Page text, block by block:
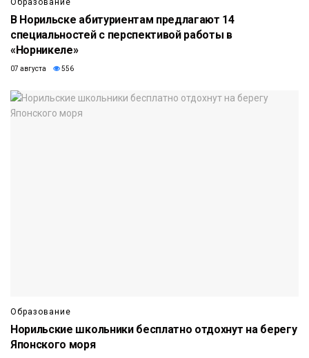
Образование
В Норильске абитуриентам предлагают 14
специальностей с перспективой работы в
«Норникеле»
07 августа 556
Образование
Норильские школьники бесплатно отдохнут на берегу
Японского моря